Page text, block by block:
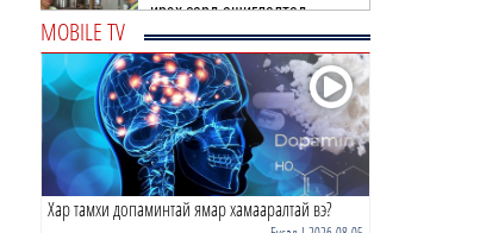
ирэх сард ашиглалтад …
ДОХИО | Газрын тосны ханш
өсөж эхэллээ
0 | 20 цагийн өмнө
Шатахуун дамлан борлуулсан
MOBILE TV
Хар тамхи допаминтай ямар хамааралтай вэ?